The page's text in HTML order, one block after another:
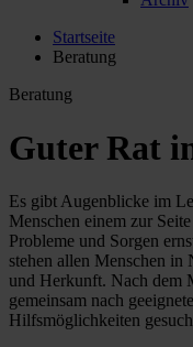
Startseite
Beratung
Beratung
Guter Rat
Es gibt Augenblicke im
Menschen einem zur
Probleme und Sorgen
stehen allen Menschen
und Herkunft. Nach dem
gemeinsam nach
Hilfsmöglichkeiten